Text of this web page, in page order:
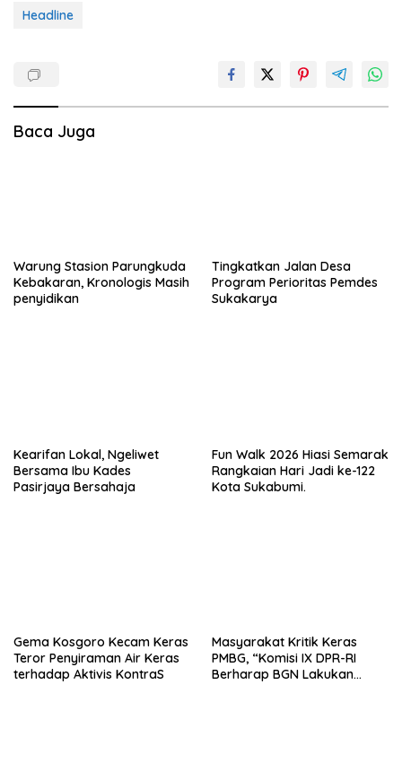
Headline
Baca Juga
Warung Stasion Parungkuda
Kebakaran, Kronologis Masih
penyidikan
Tingkatkan Jalan Desa
Program Perioritas Pemdes
Sukakarya
Kearifan Lokal, Ngeliwet
Bersama Ibu Kades
Pasirjaya Bersahaja
Fun Walk 2026 Hiasi Semarak
Rangkaian Hari Jadi ke-122
Kota Sukabumi.
Gema Kosgoro Kecam Keras
Teror Penyiraman Air Keras
terhadap Aktivis KontraS
Masyarakat Kritik Keras
PMBG, “Komisi IX DPR-RI
Berharap BGN Lakukan